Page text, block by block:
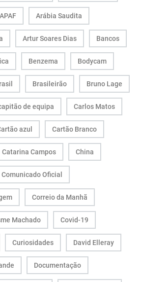
APAF Arábia Saudita
Artur Soares Dias Bancos
Benzema Bodycam
Brasileirão Bruno Lage
de equipa Carlos Matos
azul Cartão Branco
Catarina Campos China
Comunicado Oficial
Correio da Manhã
Machado Covid-19
Curiosidades David Elleray
Documentação